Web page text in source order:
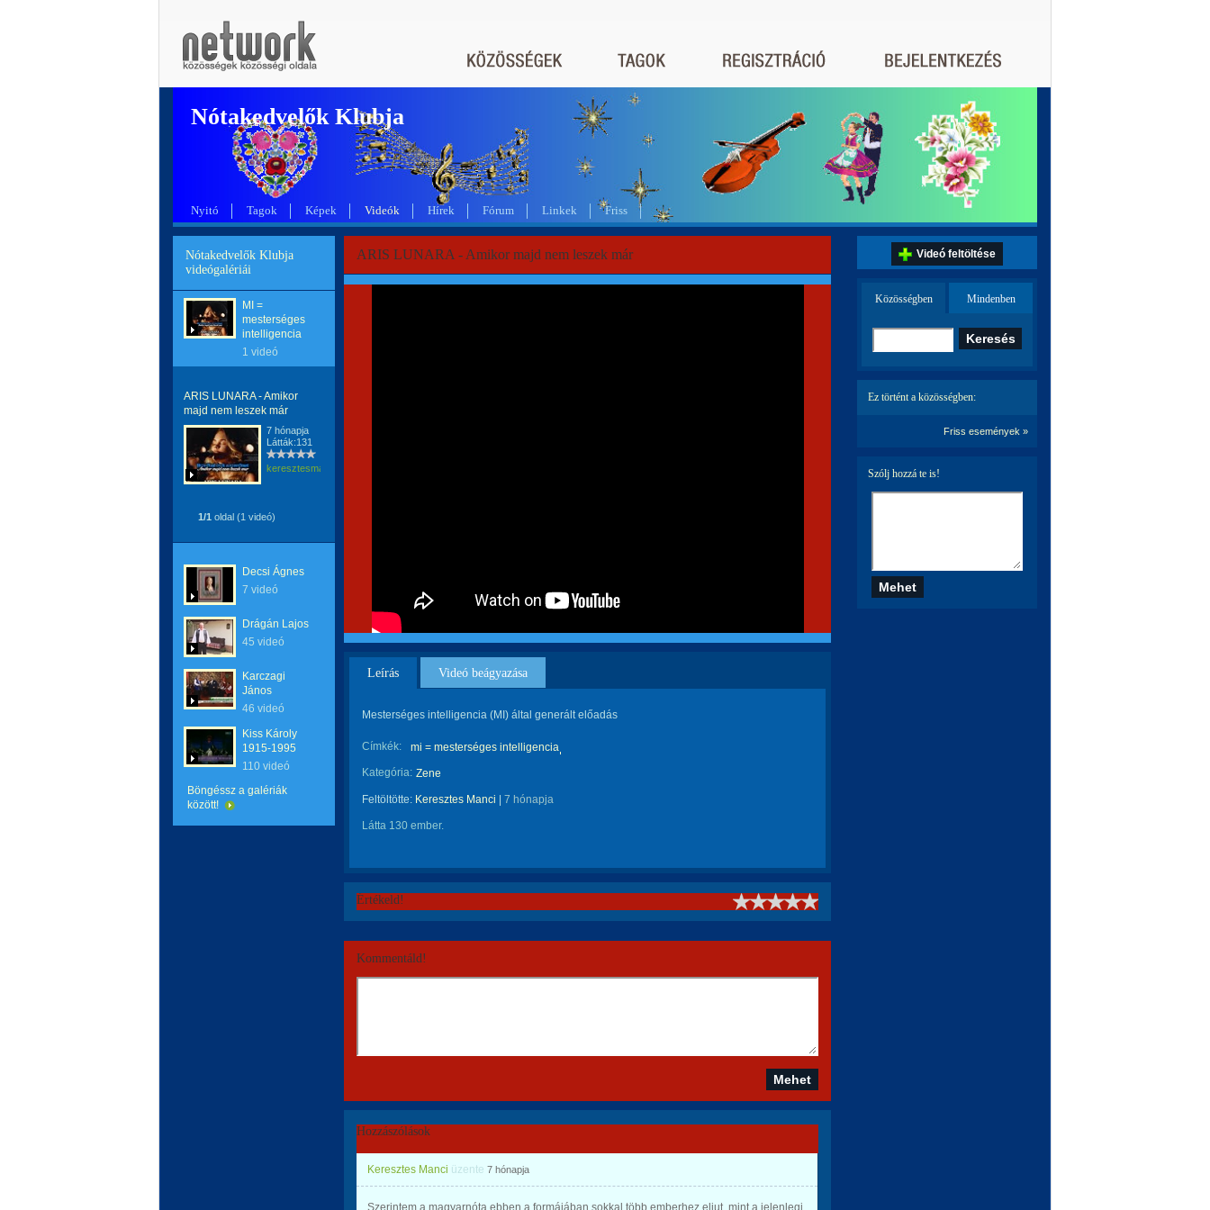
Nótakedvelők Klubja
Nyitó Tagok Képek Videók Hírek Fórum Linkek Friss
Nótakedvelők Klubja
videógalériái
MI =
mesterséges
intelligencia
1 videó
ARIS LUNARA - Amikor
majd nem leszek már
7 hónapja
Látták:131
keresztesmanci
1/1 oldal (1 videó)
Decsi Ágnes
7 videó
Drágán Lajos
45 videó
Karczagi
János
46 videó
Kiss Károly
1915-1995
110 videó
Böngéssz a galériák
között!
ARIS LUNARA - Amikor majd nem leszek már
Leírás Videó beágyazása
Mesterséges intelligencia (MI) által generált előadás
Címkék:
mi = mesterséges intelligencia
Kategória: Zene
Feltöltötte: Keresztes Manci 7 hónapja
Látta 130 ember.
Értékeld!
Kommentáld!
Hozzászólások
Keresztes Manci üzente 7 hónapja
Szerintem a magyarnóta ebben a formájában sokkal több emberhez eljut, mint a jelenlegi
Videó feltöltése
Közösségben Mindenben
Ez történt a közösségben:
Friss események »
Szólj hozzá te is!